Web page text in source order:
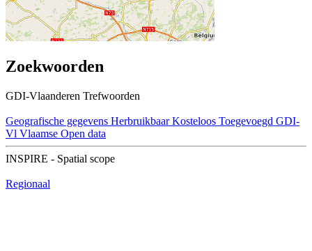
Zoekwoorden
GDI-Vlaanderen Trefwoorden
Geografische gegevens Herbruikbaar Kosteloos Toegevoegd GDI-
Vl Vlaamse Open data
INSPIRE - Spatial scope
Regionaal